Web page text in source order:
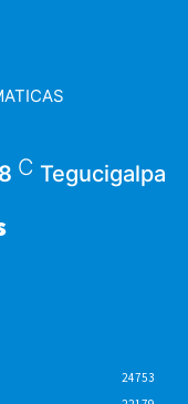
C Tegucigalpa
24753